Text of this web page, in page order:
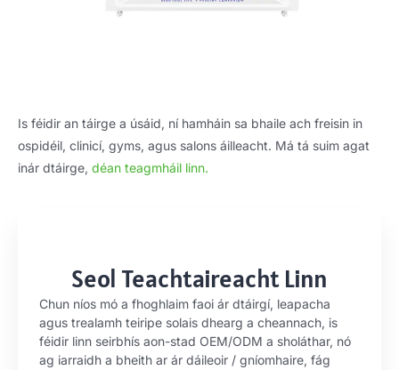
Is féidir an táirge a úsáid, ní hamháin sa bhaile ach freisin in
ospidéil, clinicí, gyms, agus salons áilleacht. Má tá suim agat
inár dtáirge, déan teagmháil linn.
Seol Teachtaireacht Linn
Chun níos mó a fhoghlaim faoi ár dtáirgí, leapacha
agus trealamh teiripe solais dhearg a cheannach, is
féidir linn seirbhís aon-stad OEM/ODM a sholáthar, nó
ag iarraidh a bheith ar ár dáileoir / gníomhaire, fág